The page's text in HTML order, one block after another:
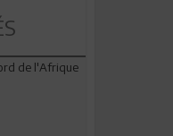
de l'Afrique